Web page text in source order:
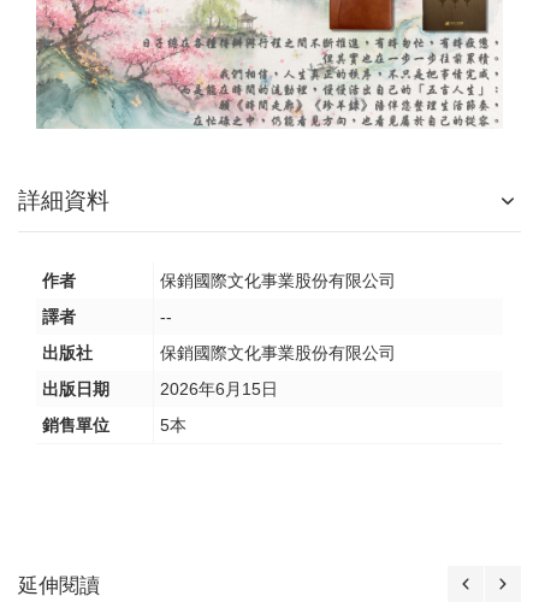
延伸閱讀
詳細資料
作者
保銷國際文化事業股份有限公司
譯者
--
出版社
保銷國際文化事業股份有限公司
出版日期
2026年6月15日
銷售單位
5本